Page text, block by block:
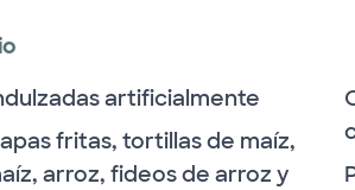
artificialmente
fritas, tortillas de maíz,
arroz, fideos de arroz y